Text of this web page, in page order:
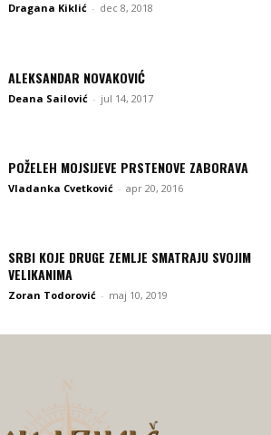
Dragana Kiklić - dec 8, 2018
ALEKSANDAR NOVAKOVIĆ
Deana Sailović - jul 14, 2017
POŽELEH MOJSIJEVE PRSTENOVE ZABORAVA
Vladanka Cvetković - apr 20, 2016
SRBI KOJE DRUGE ZEMLJE SMATRAJU SVOJIM
VELIKANIMA
Zoran Todorović - maj 10, 2019